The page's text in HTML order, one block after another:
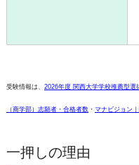
受験情報は、 2026年度 関西大学学校推薦型選
（商学部）志願者・合格者数・ マナビジョン
一押しの理由